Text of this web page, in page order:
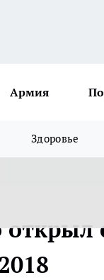
Армия
Здоровье